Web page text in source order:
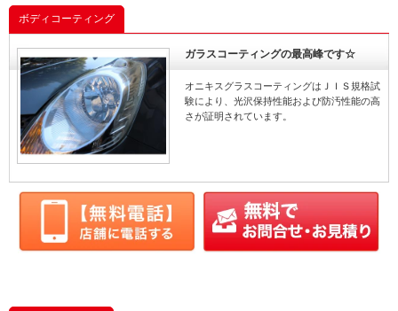
作業完了
ついていて 名称も
トラソニックセンサ
ッコいい名称。
ボディコーティング
ガラスコーティングの最高峰です☆
オニキスグラスコーティングはＪＩＳ規格試
験により、光沢保持性能および防汚性能の高
さが証明されています。